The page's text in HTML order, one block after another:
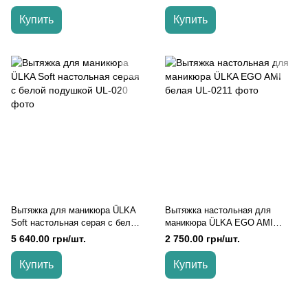
Купить Купить
Вытяжка для маникюра ÜLKA
Soft настольная серая с белой
подушкой
5 640.00 грн/шт.
Купить
Вытяжка настольная для
маникюра ÜLKA EGO AMI
белая, Белый
2 750.00 грн/шт.
Купить